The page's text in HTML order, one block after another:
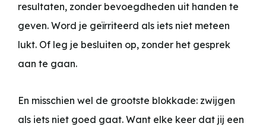
resultaten, zonder bevoegdheden uit handen te
geven. Word je geïrriteerd als iets niet meteen
lukt. Of leg je besluiten op, zonder het gesprek
aan te gaan.
En misschien wel de grootste blokkade: zwijgen
als iets niet goed gaat. Want elke keer dat jij een